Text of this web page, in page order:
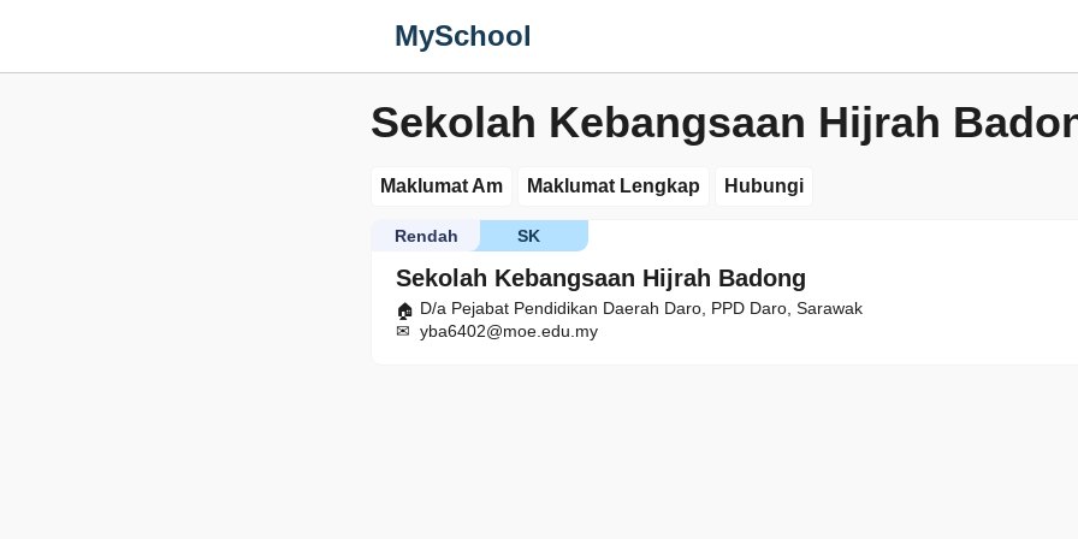
MySchool
Sekolah Kebangsaan Hijrah
Maklumat Am Maklumat Lengkap Hubungi
Sekolah Kebangsaan Hijrah Badong
SK
Rendah
D/a Pejabat Pendidikan Daerah Daro, PPD Daro, Sarawak
yba6402@moe.edu.my